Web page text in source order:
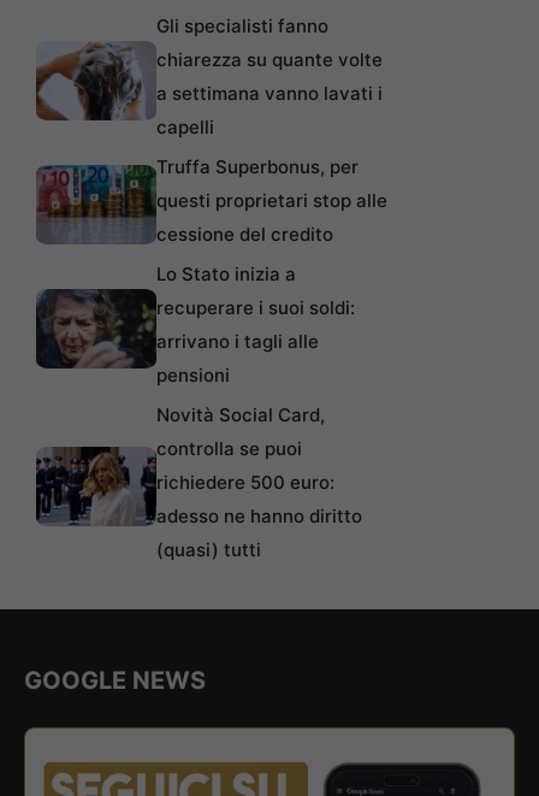
Gli specialisti fanno
chiarezza su quante volte
a settimana vanno lavati i
capelli
Truffa Superbonus, per
questi proprietari stop alle
cessione del credito
Lo Stato inizia a
recuperare i suoi soldi:
arrivano i tagli alle
pensioni
Novità Social Card,
controlla se puoi
richiedere 500 euro:
adesso ne hanno diritto
(quasi) tutti
GOOGLE NEWS